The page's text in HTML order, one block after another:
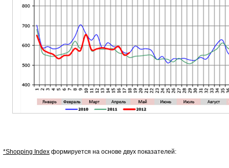
*Shopping Index формируется на основе двух показателей: